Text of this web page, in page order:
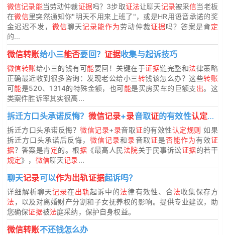
微信记录能当劳动仲裁证据吗？3步取证法让聊天记录被采信当老板
在微信里突然通知你"明天不用来上班了"，或是HR用语音承诺的奖
金迟迟不发，微信聊天记录能作为劳动仲裁证据吗？答案是肯定
的...
微信转账给小三能否要回？ 证据收集与起诉技巧
微信转账给小三的钱有可能要回！关键在于证据链完整和法律策略
正确最近收到很多咨询：发现老公给小三转钱该怎么办？这些转账
可能是520、1314的特殊金额，也可能是买房买车的巨额支出。这
类案件胜诉率其实很高...
拆迁方口头承诺反悔？ 微信记录+录音取证的有效性认定规则
拆迁方口头承诺反悔？微信记录+录音取证的有效性认定规则 如果
拆迁方口头承诺后反悔，微信记录和录音取证是否能作为有效证
据？答案是肯定的。根据 《最高人民法院关于民事诉讼证据的若干
规定》， 微信聊天记录...
聊天记录可以作为出轨证据起诉吗？
详细解析聊天记录在出轨起诉中的法律有效性、合法收集保存方
法，以及对离婚财产分割和子女抚养权的影响。提供专业建议，助
您确保证据被法庭采纳，保护自身权益。
微信转账不还钱怎么办